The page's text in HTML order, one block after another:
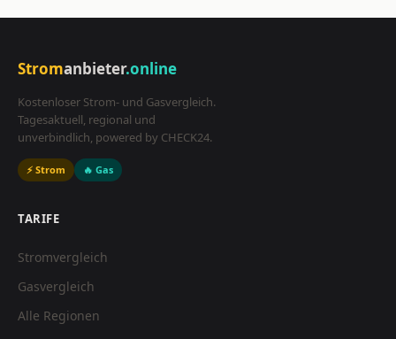
Stromanbieter.online
Kostenloser Strom- und Gasvergleich.
Tagesaktuell, regional und
unverbindlich, powered by CHECK24.
⚡ Strom 🔥 Gas
TARIFE
Stromvergleich
Gasvergleich
Alle Regionen